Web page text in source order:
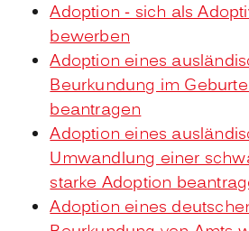
Adoption - sich als
bewerben
Adoption eines
Beurkundung im
beantragen
Adoption eines
Umwandlung einer
starke Adoption
Adoption eines